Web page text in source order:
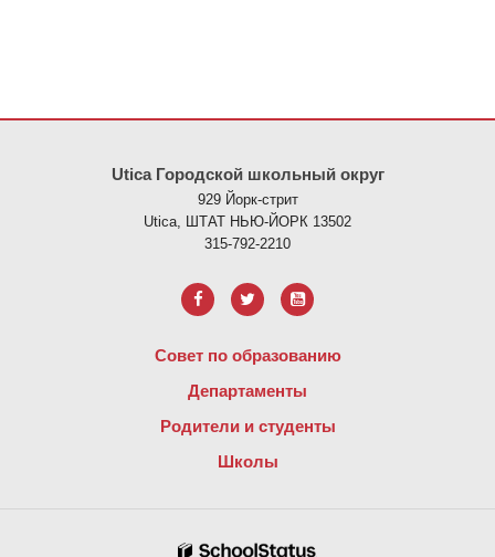
Utica Городской школьный округ
929 Йорк-стрит
Utica, ШТАТ НЬЮ-ЙОРК 13502
315-792-2210
Совет по образованию
Департаменты
Родители и студенты
Школы